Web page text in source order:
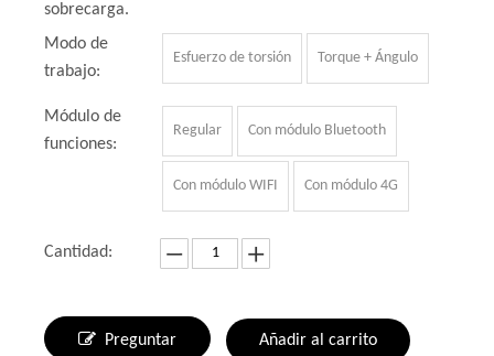
sobrecarga.
Modo de
trabajo:
Esfuerzo de torsión Torque + Ángulo
Módulo de
funciones:
Regular Con módulo Bluetooth
Con módulo WIFI Con módulo 4G
Cantidad:
Preguntar Añadir al carrito